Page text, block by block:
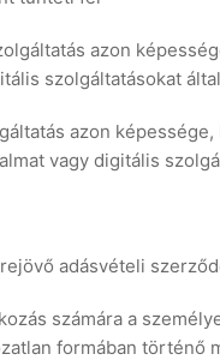
azon
szolgáltatásokat
azon
vagy digitális
adásvételi
számára a
formában történő